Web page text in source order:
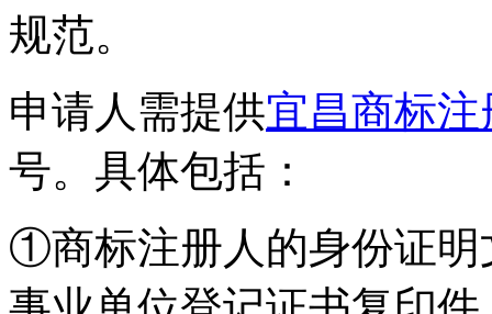
规范。
申请人需提供宜昌商标注
号。具体包括：
①商标注册人的身份证明